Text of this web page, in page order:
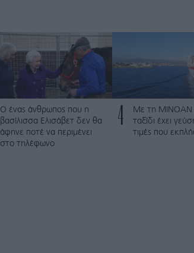
Ο ένας άνθρωπος που η
βασίλισσα Ελισάβετ δεν θα
άφηνε ποτέ να περιμένει
στο τηλέφωνο
4
Με τη MINOAN
ταξίδι έχει
τιμές που